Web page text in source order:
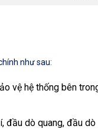
như sau:
vệ hệ thống bên
đầu dò quang, đầu